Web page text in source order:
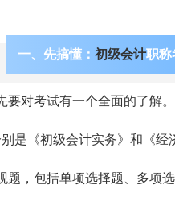
一、先搞懂： 初级会计职称
对考试有一个全面的了解。
是《初级会计实务》和《经
题，包括单项选择题、多项